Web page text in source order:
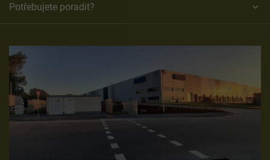
Potřebujete poradit?